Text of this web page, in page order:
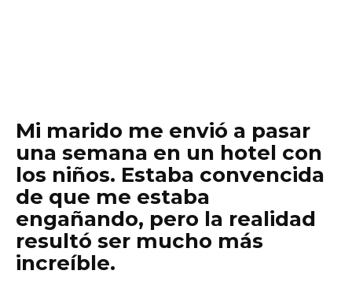
Mi marido me envió a pasar
una semana en un hotel con
los niños. Estaba convencida
de que me estaba
engañando, pero la realidad
resultó ser mucho más
increíble.